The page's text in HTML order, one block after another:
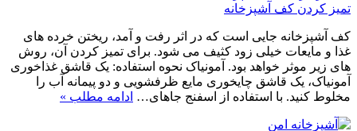
تمیز کردن کف آشپزخانه
کف آشپزخانه جایی است که در اثر رفت و آمد، ریختن خرده های
غذا و مایعات خیلی زود کثیف می شود. برای تمیز کردن آن، روش
های زیر موثر خواهد بود. آمونیاک نحوه استفاده: یک قاشق غذاخوری
آمونیاک، یک قاشق چایخوری مایع ظرفشویی و دو پیمانه آب را
مخلوط کنید. با استفاده از اسفنج جاهای… ادامه مطلب »